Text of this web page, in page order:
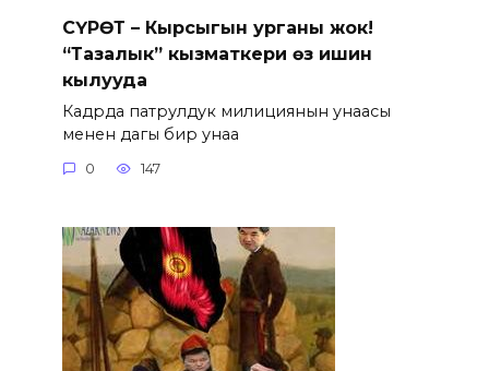
СҮРӨТ – Кырсыгын урганы жок!
“Тазалык” кызматкери өз ишин
кылууда
Кадрда патрулдук милициянын унаасы
менен дагы бир унаа
0 147